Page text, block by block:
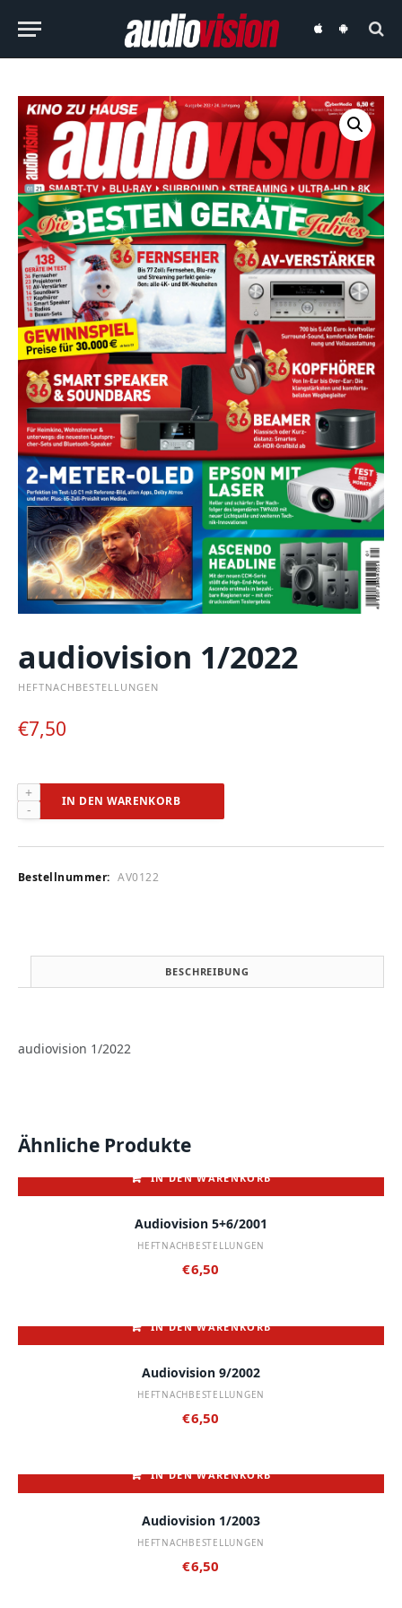
audiovisionaudiovision
audiovision 1/2022
HEFTNACHBESTELLUNGEN
€7,50
audiovision
1/2022
IN DEN WARENKORB
Bestellnummer: AV0122
BESCHREIBUNG
audiovision 1/2022
Ähnliche Produkte
IN DEN WARENKORB
Audiovision 5+6/2001
HEFTNACHBESTELLUNGEN
€6,50
IN DEN WARENKORB
Audiovision 9/2002
HEFTNACHBESTELLUNGEN
€6,50
IN DEN WARENKORB
Audiovision 1/2003
HEFTNACHBESTELLUNGEN
€6,50